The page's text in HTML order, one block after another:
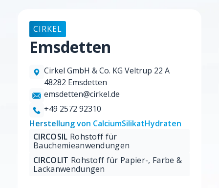
CIRKEL
Emsdetten
Cirkel GmbH & Co. KG Veltrup 22 A
48282 Emsdetten
emsdetten@cirkel.de
+49 2572 92310
Herstellung von CalciumSilikatHydraten
CIRCOSIL Rohstoff für
Bauchemieanwendungen
CIRCOLIT Rohstoff für Papier-, Farbe &
Lackanwendungen